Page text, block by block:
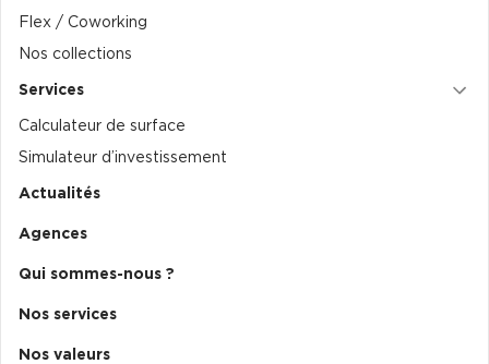
Achat de Commerces à Dijon
Bureaux privés à Neuilly-sur-Seine
Bureaux privés à Lille
Flex / Coworking
Nos collections
Services
Calculateur de surface
Simulateur d’investissement
Actualités
Agences
Qui sommes-nous ?
Nos services
Nos valeurs